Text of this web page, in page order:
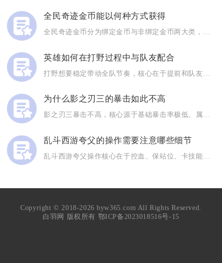
全民奇迹金币能以何种方式获得
英雄如何在打野过程中与队友配合
为什么影之刃三的暴击如此不高
乱斗西游夸父的操作需要注意哪些细节
Copyright © 2018-2026 byw365.com All Rights Reserved.
白羽网 版权所有 鄂ICP备2023018516号-15